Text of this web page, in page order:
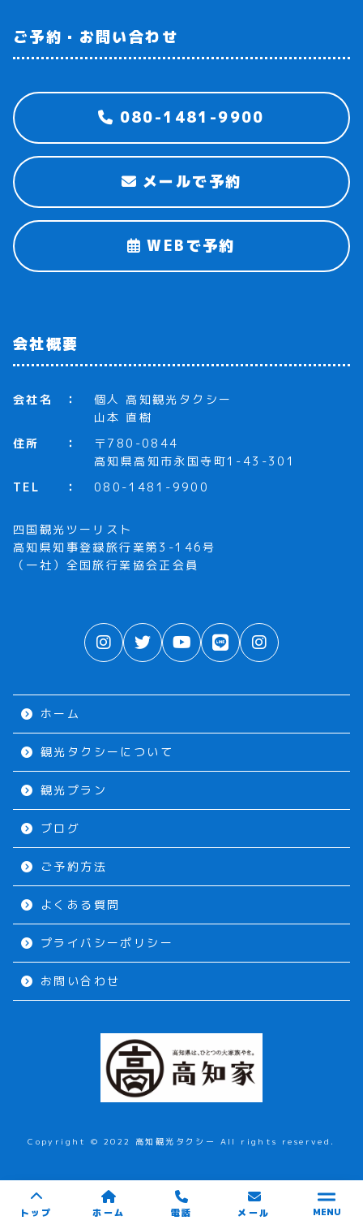
ご予約・お問い合わせ
080-1481-9900
メールで予約
WEBで予約
会社概要
会社名
個人 高知観光タクシー
山本 直樹
住所
〒780-0844
高知県高知市永国寺町1-43-301
TEL
080-1481-9900
四国観光ツーリスト
高知県知事登録旅行業第3-146号
（一社）全国旅行業協会正会員
ホーム
観光タクシーについて
観光プラン
ブログ
ご予約方法
よくある質問
プライバシーポリシー
お問い合わせ
Copyright © 2022 高知観光タクシー All rights reserved.
トップ ホーム 電話 メール